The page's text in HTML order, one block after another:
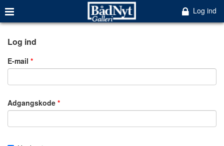
Log ind
Log ind
E-mail
Adgangskode